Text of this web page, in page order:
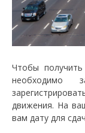
Чтобы получить
движения. На
вам дату для